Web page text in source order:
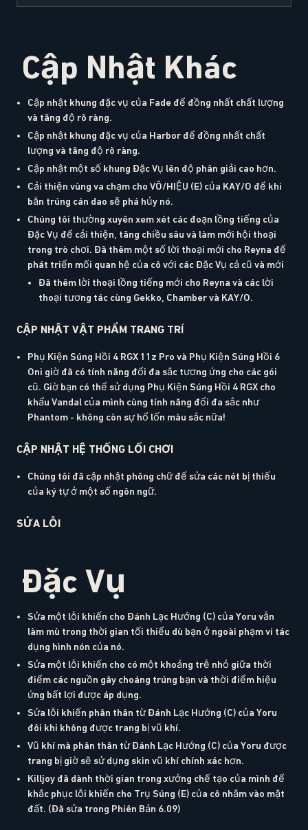
Cập Nhật Khác
Cập nhật khung đặc vụ của Fade để đồng nhất chất lượng
và tăng độ rõ ràng.
Cập nhật khung đặc vụ của Harbor để đồng nhất chất
lượng và tăng độ rõ ràng.
Cập nhật một số khung Đặc Vụ lên độ phân giải cao hơn.
Cải thiện vùng va chạm cho VÔ/HIỆU (E) của KAY/O để khi
bắn trúng cán dao sẽ phá hủy nó.
Chúng tôi thường xuyên xem xét các đoạn lồng tiếng của
Đặc Vụ để cải thiện, tăng chiều sâu và làm mới hội thoại
trong trò chơi. Đã thêm một số lời thoại mới cho Reyna để
phát triển mối quan hệ của cô với các Đặc Vụ cả cũ và mới
Đã thêm lời thoại lồng tiếng mới cho Reyna và các lời
thoại tương tác cùng Gekko, Chamber và KAY/O.
CẬP NHẬT VẬT PHẨM TRANG TRÍ
Phụ Kiện Súng Hồi 4 RGX 11z Pro và Phụ Kiện Súng Hồi 6
Oni giờ đã có tính năng đổi đa sắc tương ứng cho các gói
cũ. Giờ bạn có thể sử dụng Phụ Kiện Súng Hồi 4 RGX cho
khẩu Vandal của mình cùng tính năng đổi đa sắc như
Phantom - không còn sự hổ lốn màu sắc nữa!
CẬP NHẬT HỆ THỐNG LỐI CHƠI
Chúng tôi đã cập nhật phông chữ để sửa các nét bị thiếu
của ký tự ở một số ngôn ngữ.
SỬA LỖI
Đặc Vụ
Sửa một lỗi khiến cho Đánh Lạc Hướng (C) của Yoru vẫn
làm mù trong thời gian tối thiểu dù bạn ở ngoài phạm vi tác
dụng hình nón của nó.
Sửa một lỗi khiến cho có một khoảng trễ nhỏ giữa thời
điểm các nguồn gây choáng trúng bạn và thời điểm hiệu
ứng bất lợi được áp dụng.
Sửa lỗi khiến phân thân từ Đánh Lạc Hướng (C) của Yoru
đôi khi không được trang bị vũ khí.
Vũ khí mà phân thân từ Đánh Lạc Hướng (C) của Yoru được
trang bị giờ sẽ sử dụng skin vũ khí chính xác hơn.
Killjoy đã dành thời gian trong xưởng chế tạo của mình để
khắc phục lỗi khiến cho Trụ Súng (E) của cô nhắm vào mặt
đất. (Đã sửa trong Phiên Bản 6.09)